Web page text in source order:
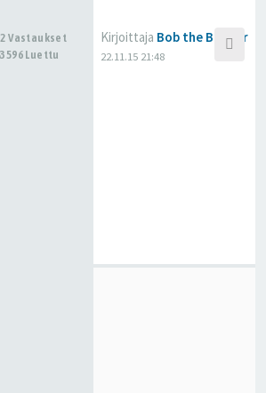
Vastaukset
Luettu
Kirjoittaja Bob the Builder
22.11.15 21:48